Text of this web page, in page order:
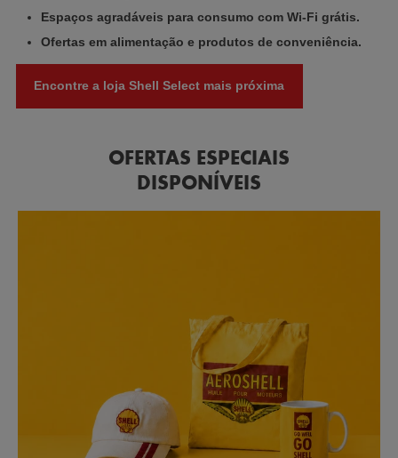
Espaços agradáveis para consumo com Wi-Fi grátis.
Ofertas em alimentação e produtos de conveniência.
Encontre a loja Shell Select mais próxima
OFERTAS ESPECIAIS
DISPONÍVEIS